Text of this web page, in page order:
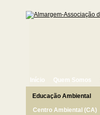
Início Quem Somos
Educação Ambiental
Centro Ambiental (CA)